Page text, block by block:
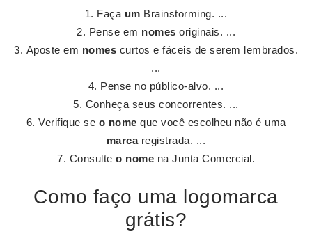
Faça um Brainstorming. ...
Pense em nomes originais. ...
Aposte em nomes curtos e fáceis de serem lembrados.
...
Pense no público-alvo. ...
Conheça seus concorrentes. ...
Verifique se o nome que você escolheu não é uma
marcaregistrada. ...
Consulte o nome na Junta Comercial.
Como faço uma logomarca
grátis?